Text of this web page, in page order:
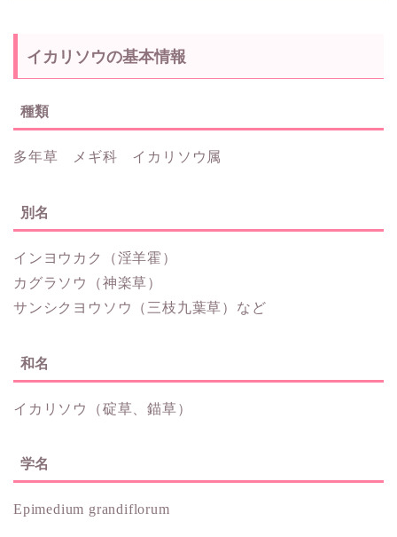
イカリソウの基本情報
種類
多年草 メギ科 イカリソウ属
別名
インヨウカク（淫羊霍）
カグラソウ（神楽草）
サンシクヨウソウ（三枝九葉草）など
和名
イカリソウ（碇草、錨草）
学名
Epimedium grandiflorum